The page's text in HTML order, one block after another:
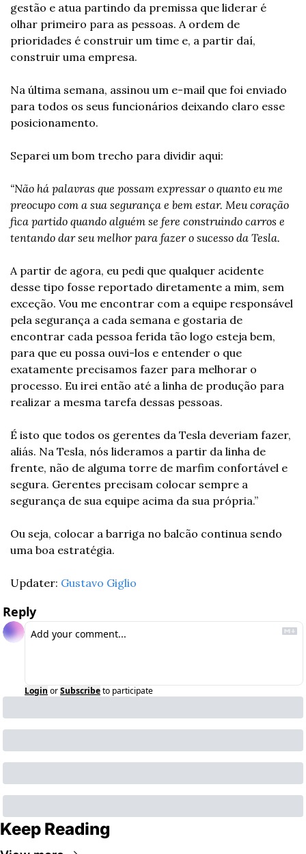
gestão e atua partindo da premissa que liderar é
olhar primeiro para as pessoas. A ordem de
prioridades é construir um time e, a partir daí,
construir uma empresa.
Na última semana, assinou um e-mail que foi enviado
para todos os seus funcionários deixando claro esse
posicionamento.
Separei um bom trecho para dividir aqui:
“Não há palavras que possam expressar o quanto eu me
preocupo com a sua segurança e bem estar. Meu coração
fica partido quando alguém se fere construindo carros e
tentando dar seu melhor para fazer o sucesso da Tesla.
A partir de agora, eu pedi que qualquer acidente
desse tipo fosse reportado diretamente a mim, sem
exceção. Vou me encontrar com a equipe responsável
pela segurança a cada semana e gostaria de
encontrar cada pessoa ferida tão logo esteja bem,
para que eu possa ouvi-los e entender o que
exatamente precisamos fazer para melhorar o
processo. Eu irei então até a linha de produção para
realizar a mesma tarefa dessas pessoas.
É isto que todos os gerentes da Tesla deveriam fazer,
aliás. Na Tesla, nós lideramos a partir da linha de
frente, não de alguma torre de marfim confortável e
segura. Gerentes precisam colocar sempre a
segurança de sua equipe acima da sua própria.”
Ou seja, colocar a barriga no balcão continua sendo
uma boa estratégia.
Updater: Gustavo Giglio
Reply
Login orSubscribeto participate
Keep Reading